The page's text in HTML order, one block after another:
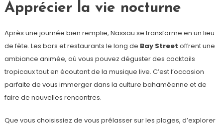
Apprécier la vie nocturne
Après une journée bien remplie, Nassau se transforme en un lieu
de fête. Les bars et restaurants le long de Bay Street offrent une
ambiance animée, où vous pouvez déguster des cocktails
tropicaux tout en écoutant de la musique live. C’est l’occasion
parfaite de vous immerger dans la culture bahaméenne et de
faire de nouvelles rencontres.
Que vous choisissiez de vous prélasser sur les plages, d’explorer